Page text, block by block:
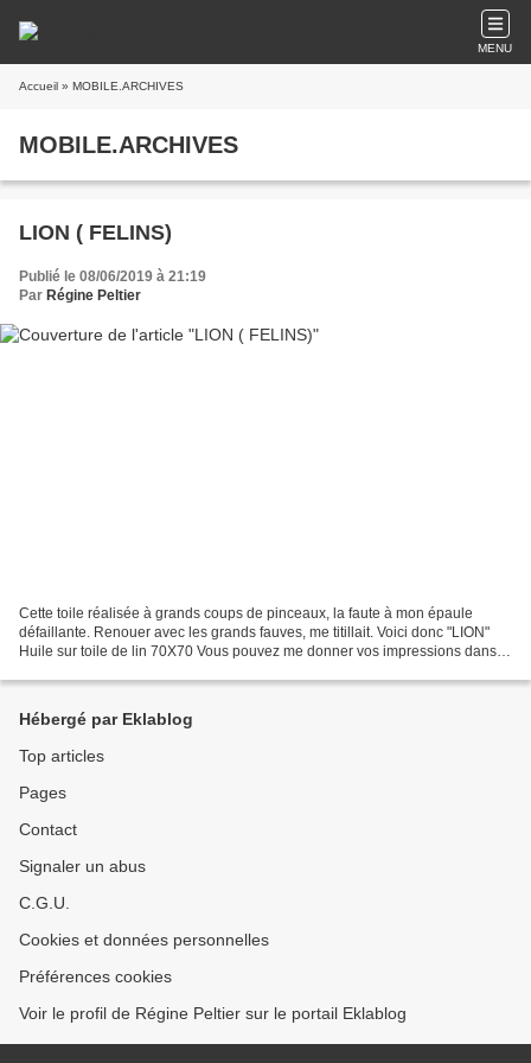
MENU
Accueil » MOBILE.ARCHIVES
MOBILE.ARCHIVES
LION ( FELINS)
Publié le 08/06/2019 à 21:19
Par Régine Peltier
Cette toile réalisée à grands coups de pinceaux, la faute à mon épaule
défaillante. Renouer avec les grands fauves, me titillait. Voici donc "LION"
Huile sur toile de lin 70X70 Vous pouvez me donner vos impressions dans la
Hébergé par Eklablog
Top articles
Pages
Contact
Signaler un abus
C.G.U.
Cookies et données personnelles
Préférences cookies
Voir le profil de Régine Peltier sur le portail Eklablog